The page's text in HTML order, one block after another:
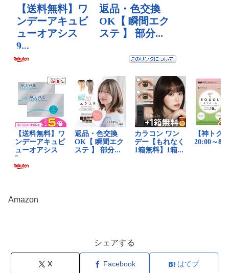
Amazon
シェアする
X Facebook はてブ